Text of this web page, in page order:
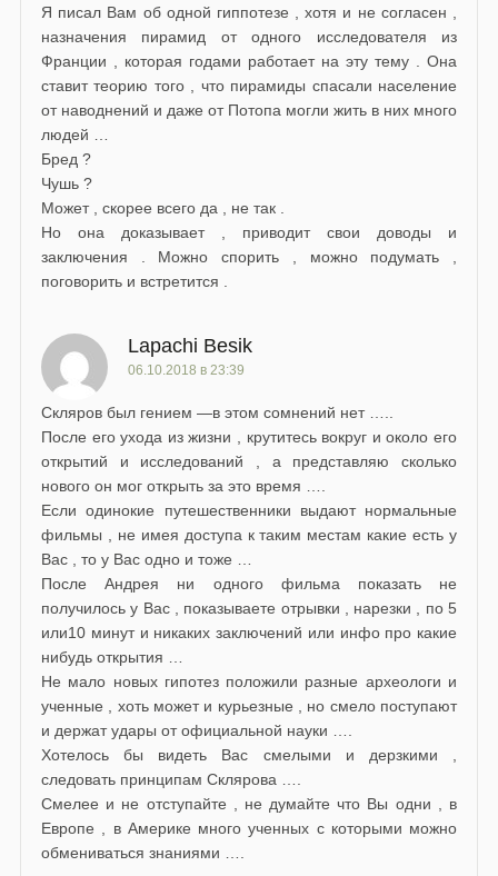
Я писал Вам об одной гиппотезе , хотя и не согласен ,
назначения пирамид от одного исследователя из
Франции , которая годами работает на эту тему . Она
ставит теорию того , что пирамиды спасали население
от наводнений и даже от Потопа могли жить в них много
людей …
Бред ?
Чушь ?
Может , скорее всего да , не так .
Но она доказывает , приводит свои доводы и
заключения . Можно спорить , можно подумать ,
поговорить и встретится .
Lapachi Besik
06.10.2018 в 23:39
Скляров был гением —в этом сомнений нет …..
После его ухода из жизни , крутитесь вокруг и около его
открытий и исследований , а представляю сколько
нового он мог открыть за это время ….
Если одинокие путешественники выдают нормальные
фильмы , не имея доступа к таким местам какие есть у
Вас , то у Вас одно и тоже …
После Андрея ни одного фильма показать не
получилось у Вас , показываете отрывки , нарезки , по 5
или10 минут и никаких заключений или инфо про какие
нибудь открытия …
Не мало новых гипотез положили разные археологи и
ученные , хоть может и курьезные , но смело поступают
и держат удары от официальной науки ….
Хотелось бы видеть Вас смелыми и дерзкими ,
следовать принципам Склярова ….
Смелее и не отступайте , не думайте что Вы одни , в
Европе , в Америке много ученных с которыми можно
обмениваться знаниями ….